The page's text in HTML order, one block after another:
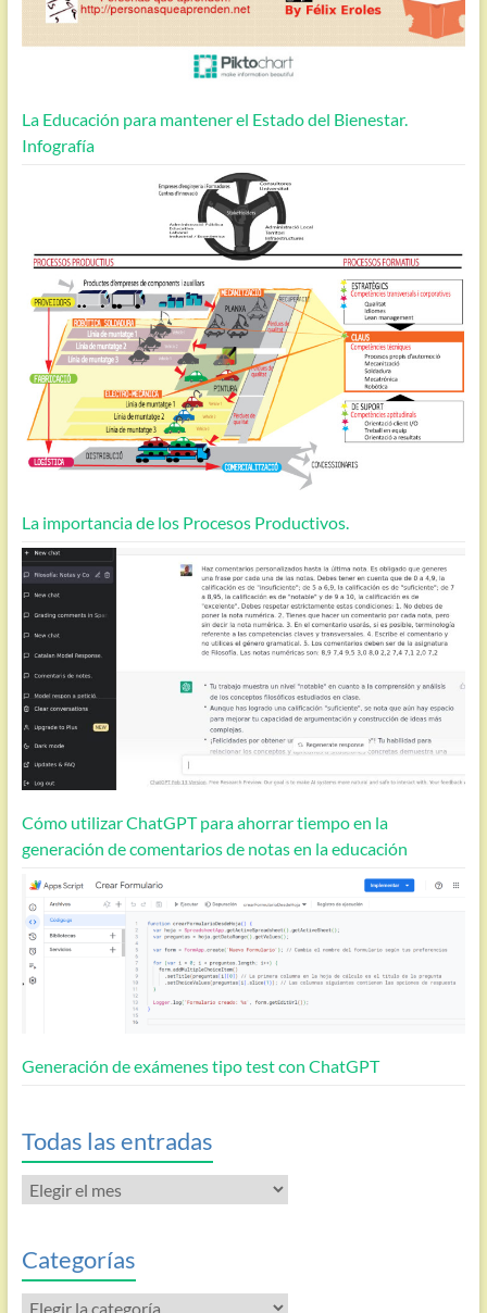
La Educación para mantener el Estado del Bienestar.
Infografía
La importancia de los Procesos Productivos.
Cómo utilizar ChatGPT para ahorrar tiempo en la
generación de comentarios de notas en la educación
Generación de exámenes tipo test con ChatGPT
Todas las entradas
Todas
las
Categorías
Categorías